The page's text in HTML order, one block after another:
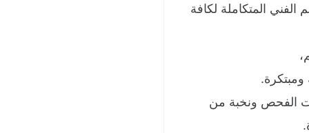
المتكاملة لكافة
الفحص ونخبة من